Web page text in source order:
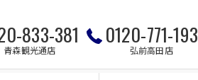
833-381
青森観光通店
0120-771-193
弘前高田店